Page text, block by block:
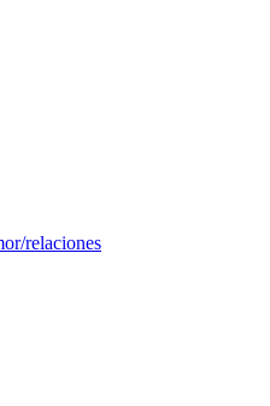
relaciones